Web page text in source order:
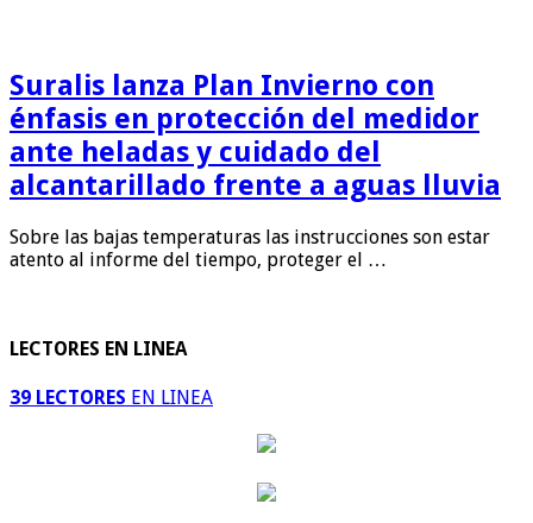
Suralis lanza Plan Invierno con
énfasis en protección del medidor
ante heladas y cuidado del
alcantarillado frente a aguas lluvia
Sobre las bajas temperaturas las instrucciones son estar
atento al informe del tiempo, proteger el …
LECTORES EN LINEA
39 LECTORES EN LINEA